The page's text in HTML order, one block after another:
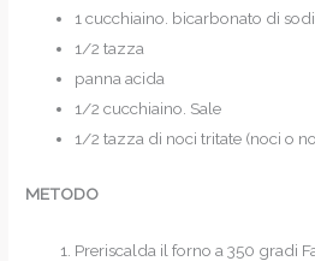
1 cucchiaino. bicarbonato di
1/2 tazza
panna acida
1/2 cucchiaino. Sale
1/2 tazza di noci tritate (noci o
METODO
Preriscalda il forno a 350 gradi